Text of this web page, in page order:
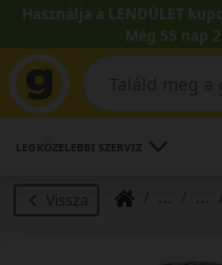
Használja a LENDÜLET
Még 55 nap
LEGKÖZELEBBI SZERVIZ
Vissza